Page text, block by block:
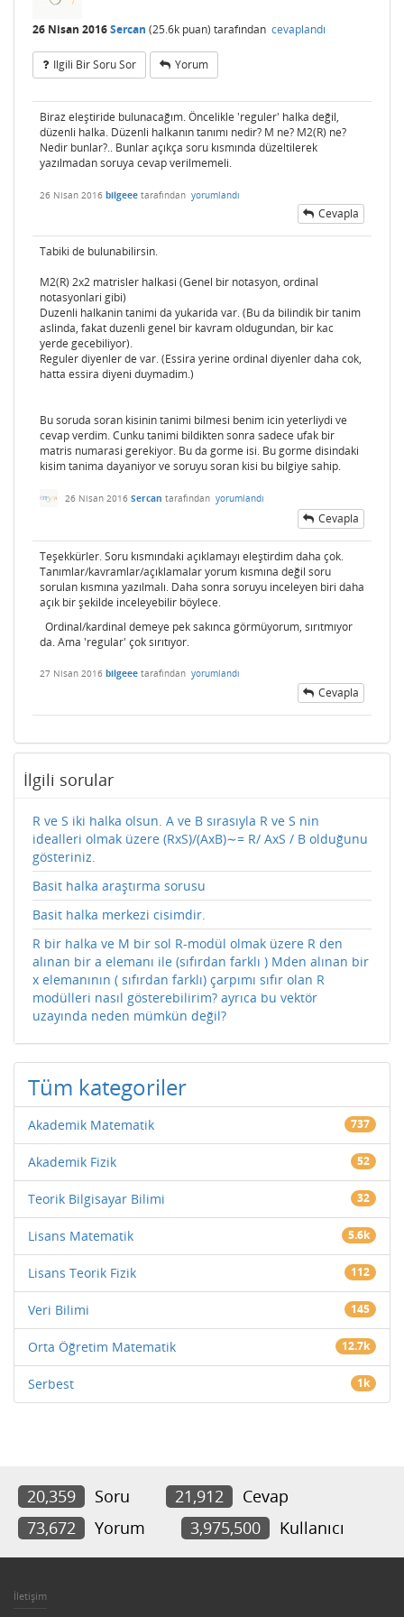
26 Nisan 2016Sercan (25.6k puan) tarafından cevaplandı
Ilgili Bir Soru Sor Yorum
Biraz eleştiride bulunacağım. Öncelikle 'reguler' halka değil,
düzenli halka. Düzenli halkanın tanımı nedir? M ne? M2(R) ne?
Nedir bunlar?.. Bunlar açıkça soru kısmında düzeltilerek
yazılmadan soruya cevap verilmemeli.
26 Nisan 2016 bilgeee tarafından yorumlandı
Cevapla
Tabiki de bulunabilirsin.
M2(R) 2x2 matrisler halkasi (Genel bir notasyon, ordinal
notasyonlari gibi)
Duzenli halkanin tanimi da yukarida var. (Bu da bilindik bir tanim
aslinda, fakat duzenli genel bir kavram oldugundan, bir kac
yerde gecebiliyor).
Reguler diyenler de var. (Essira yerine ordinal diyenler daha cok,
hatta essira diyeni duymadim.)
Bu soruda soran kisinin tanimi bilmesi benim icin yeterliydi ve
cevap verdim. Cunku tanimi bildikten sonra sadece ufak bir
matris numarasi gerekiyor. Bu da gorme isi. Bu gorme disindaki
kisim tanima dayaniyor ve soruyu soran kisi bu bilgiye sahip.
26 Nisan 2016 Sercan tarafından yorumlandı
Cevapla
Teşekkürler. Soru kısmındaki açıklamayı eleştirdim daha çok.
Tanımlar/kavramlar/açıklamalar yorum kısmına değil soru
sorulan kısmına yazılmalı. Daha sonra soruyu inceleyen biri daha
açık bir şekilde inceleyebilir böylece.
Ordinal/kardinal demeye pek sakınca görmüyorum, sırıtmıyor
da. Ama 'regular' çok sırıtıyor.
27 Nisan 2016 bilgeee tarafından yorumlandı
Cevapla
İlgili sorular
R ve S iki halka olsun. A ve B sırasıyla R ve S nin
idealleri olmak üzere (RxS)/(AxB)∼= R/ AxS / B olduğunu
gösteriniz.
Basit halka araştırma sorusu
Basit halka merkezi cisimdir.
R bir halka ve M bir sol R-modül olmak üzere R den
alınan bir a elemanı ile (sıfırdan farklı ) Mden alınan bir
x elemanının ( sıfırdan farklı) çarpımı sıfır olan R
modülleri nasıl gösterebilirim? ayrıca bu vektör
uzayında neden mümkün değil?
Tüm kategoriler
Akademik Matematik 737
Akademik Fizik 52
Teorik Bilgisayar Bilimi 32
Lisans Matematik 5.6k
Lisans Teorik Fizik 112
Veri Bilimi 145
Orta Öğretim Matematik 12.7k
Serbest 1k
20,359 Soru 21,912
Cevap
73,672
Yorum 3,975,500 Kullanıcı
İletişim